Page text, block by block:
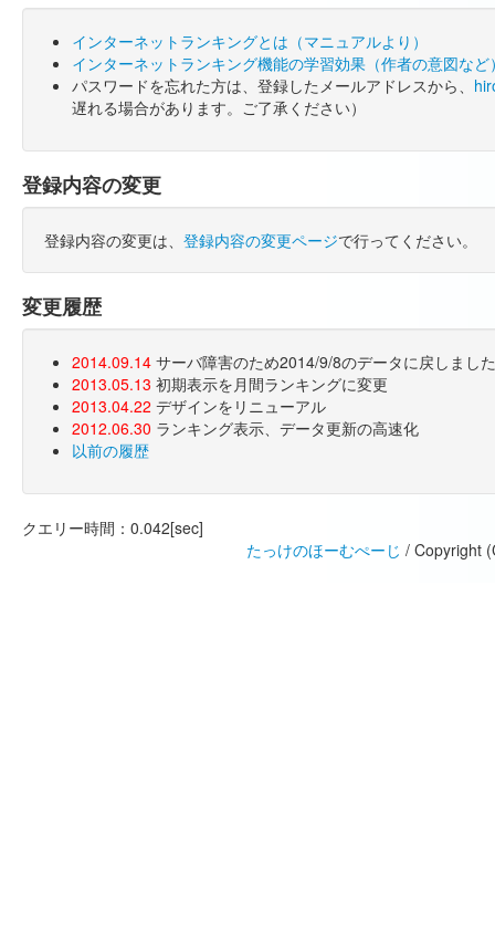
インターネットランキングとは（マニュアルより）
インターネットランキング機能の学習効果（作者の意図など
パスワードを忘れた方は、登録したメールアドレスから、
遅れる場合があります。ご了承ください）
登録内容の変更
登録内容の変更は、 登録内容の変更ページで行ってください。
変更履歴
2014.09.14 サーバ障害のため2014/9/8のデータに戻しまし
2013.05.13 初期表示を月間ランキングに変更
2013.04.22 デザインをリニューアル
2012.06.30 ランキング表示、データ更新の高速化
以前の履歴
クエリー時間：0.042[sec]
たっけのほーむぺーじ / Copyright